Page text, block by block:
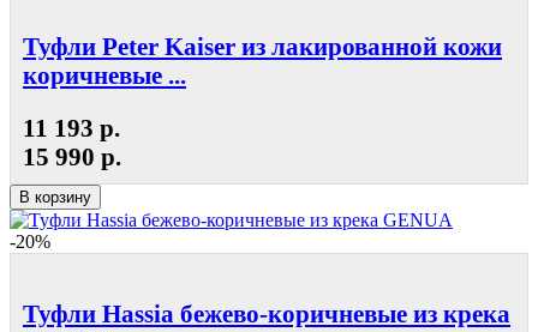
Туфли Peter Kaiser из лакированной кожи
коричневые ...
11 193 р.
15 990 р.
В корзину
-20%
Туфли Hassia бежево-коричневые из крека